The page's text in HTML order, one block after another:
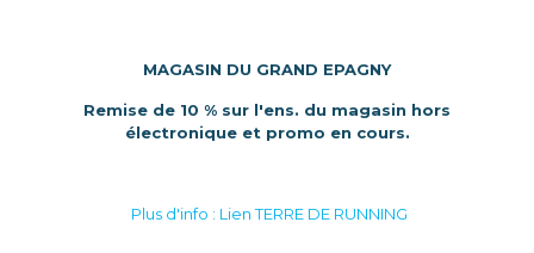
MAGASIN DU GRAND EPAGNY
Remise de 10 % sur l'ens. du magasin hors
électronique et promo en cours.
Plus d'info : Lien TERRE DE RUNNING